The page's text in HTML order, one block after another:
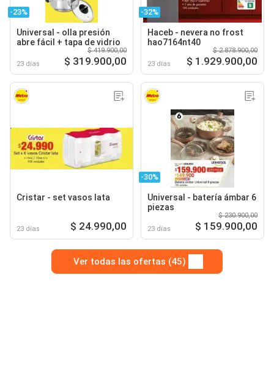
-23%
Universal - olla presión
abre fácil + tapa de vidrio
23 días
$ 419.900,00
$ 319.900,00
-32%
Haceb - nevera no frost
hao7164nt40
23 días
$ 2.878.900,00
$ 1.929.900,00
Cristar - set vasos lata
23 días $ 24.990,00
-30%
Universal - batería ámbar 6
piezas
23 días
$ 230.900,00
$ 159.900,00
Ver todas las ofertas (45)